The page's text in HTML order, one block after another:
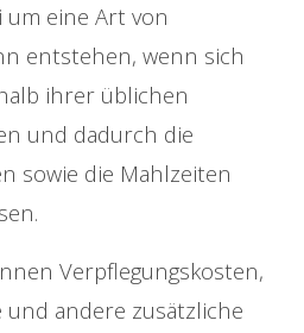
um eine Art von
entstehen, wenn sich
ihrer üblichen
und dadurch die
sowie die Mahlzeiten
Verpflegungskosten,
und andere zusätzliche